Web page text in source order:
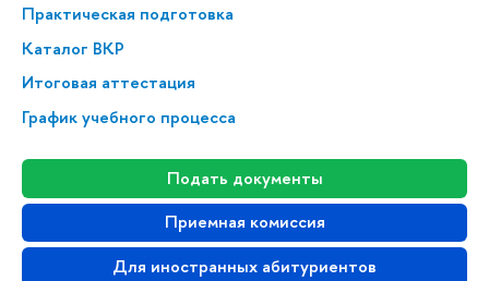
Практическая подготовка
Каталог ВКР
Итоговая аттестация
График учебного процесса
Подать документы
Приемная комиссия
Для иностранных абитуриентов